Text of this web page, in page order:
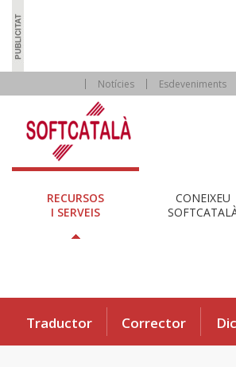
Notícies Esdeveniments
RECURSOS
I SERVEIS
CONEIXEU
Traductor Corrector